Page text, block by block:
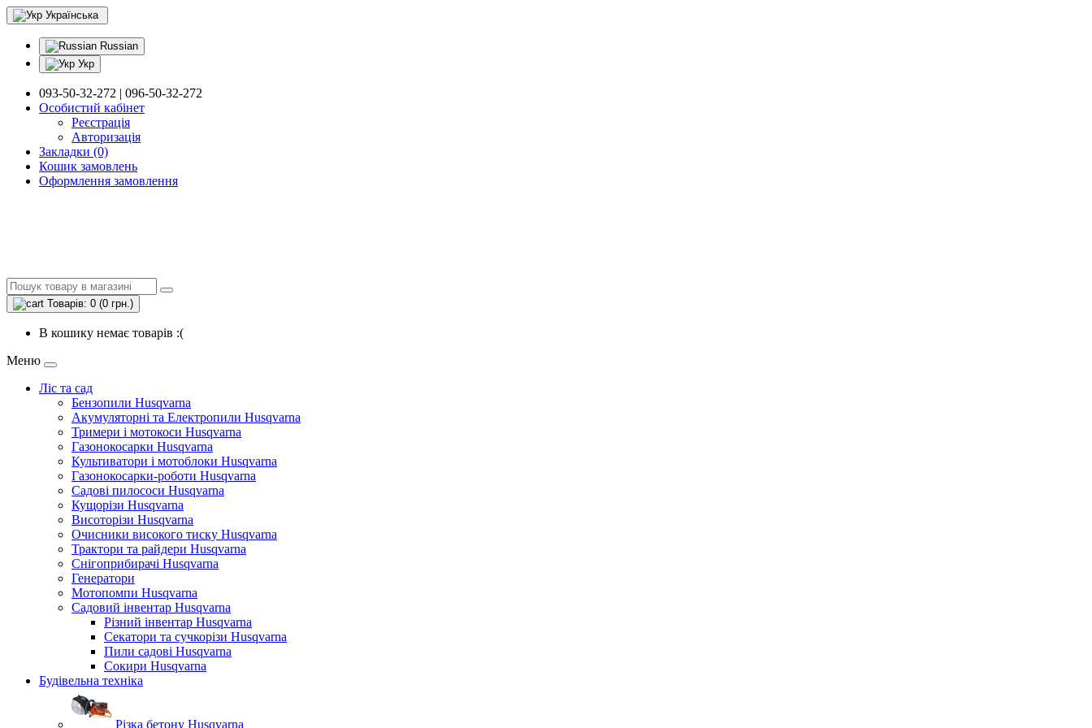
Українська
Russian
Укр
093-50-32-272 | 096-50-32-272
Особистий кабінет
Реєстрація
Авторизація
Закладки (0)
Кошик замовлень
Оформлення замовлення
Товарів: 0 (0 грн.)
В кошику немає товарів :(
Меню
Ліс та сад
Бензопили Husqvarna
Акумуляторні та Електропили Husqvarna
Тримери і мотокоси Husqvarna
Газонокосарки Husqvarna
Культиватори і мотоблоки Husqvarna
Газонокосарки-роботи Husqvarna
Садові пилососи Husqvarna
Кущорізи Husqvarna
Висоторізи Husqvarna
Очисники високого тиску Husqvarna
Трактори та райдери Husqvarna
Снігоприбирачі Husqvarna
Генератори
Мотопомпи Husqvarna
Садовий інвентар Husqvarna
Різний інвентар Husqvarna
Секатори та сучкорізи Husqvarna
Пили садові Husqvarna
Сокири Husqvarna
Будівельна техніка
Різка бетону Husqvarna